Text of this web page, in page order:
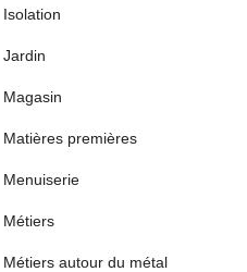
Isolation
Jardin
Magasin
Matières premières
Menuiserie
Métiers
Métiers autour du métal